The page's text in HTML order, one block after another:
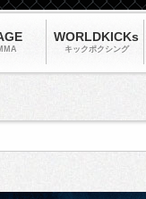
WORLDKICKs
キックポクシング